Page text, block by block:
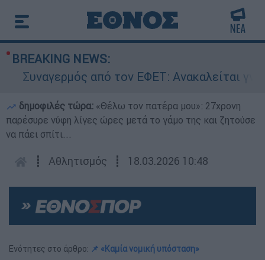
BREAKING NEWS:
από τον ΕΦΕΤ: Ανακαλείται
δημοφιλές τώρα: «Θέλω τον πατέρα μου»: 27χρονη
παρέσυρε νύφη λίγες ώρες μετά το γάμο της και ζητούσε
να πάει σπίτι...
┋ Αθλητισμός ┋ 18.03.2026 10:48
Ενότητες στο άρθρο: 📌 «Καμία νομική υπόσταση»